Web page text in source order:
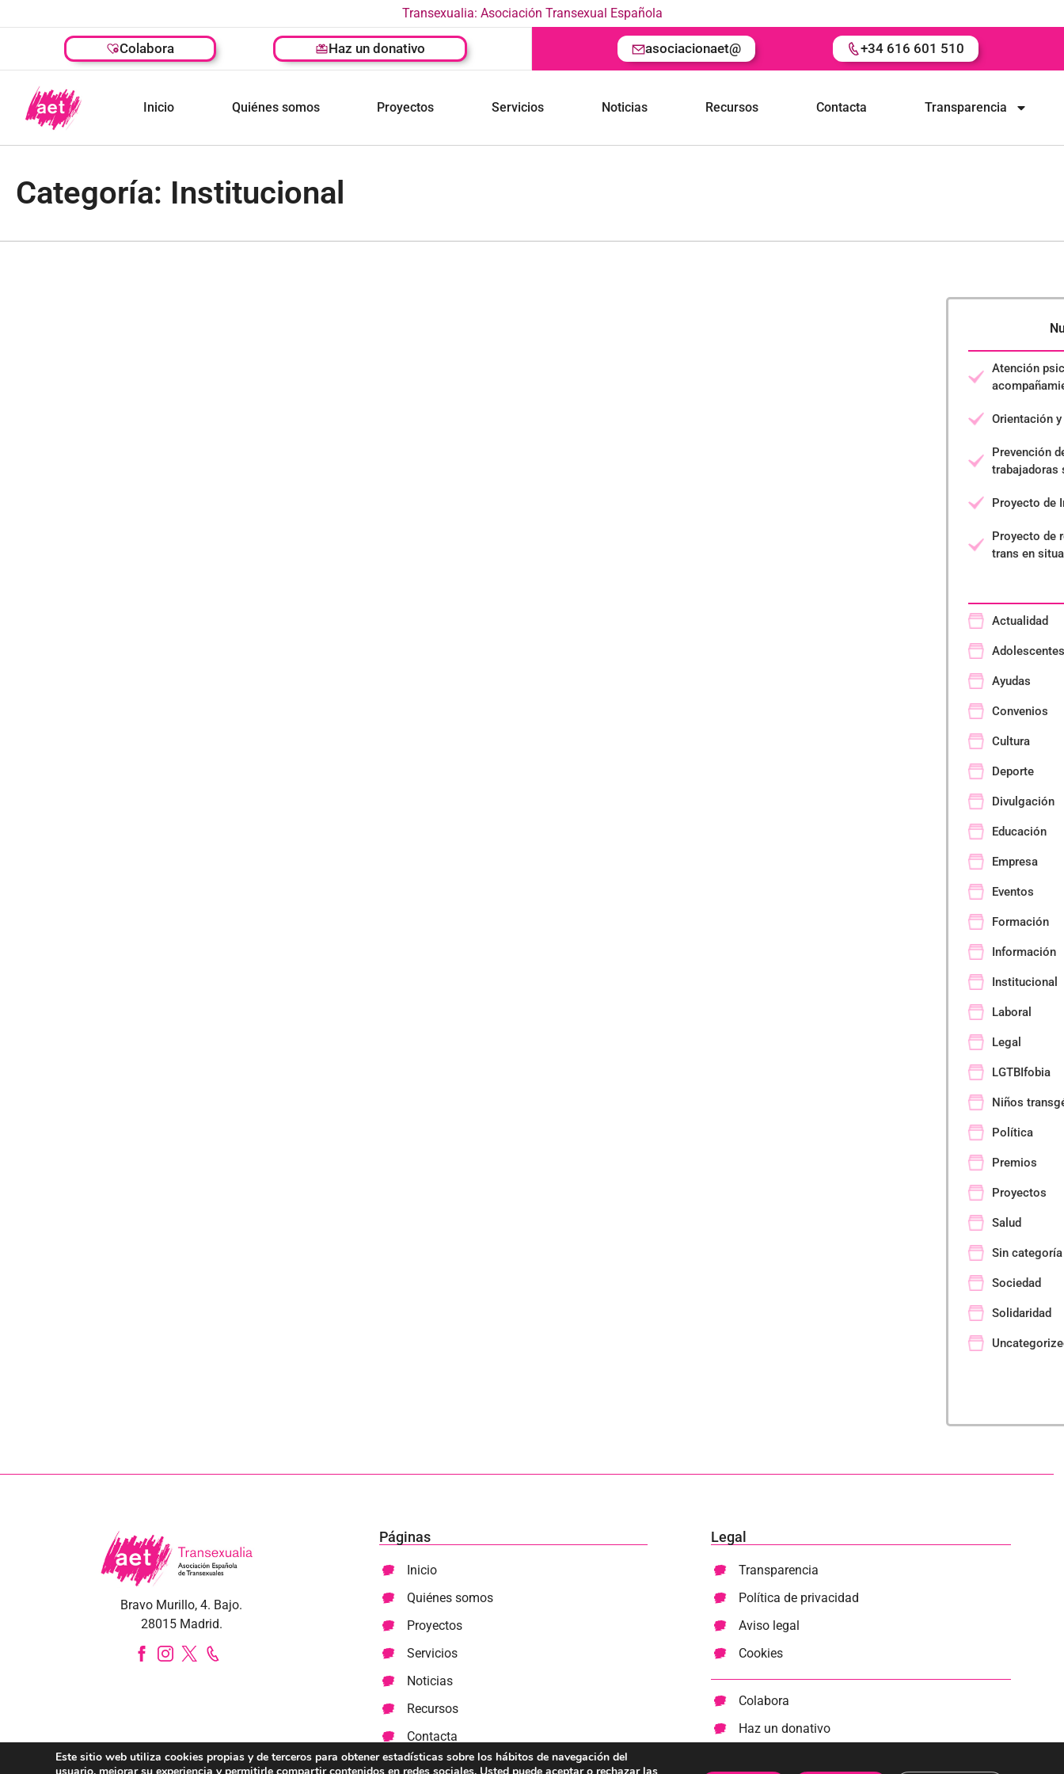
Transexualia: Asociación Transexual Española
Inicio Quiénes somos Proyectos Servicios Noticias Recursos Contacta Transparencia
Colabora Haz un donativo asociacionaet@ +34 616 601 510
Categoría: Institucional
Atención
Orientación
Prevención
trabajadoras
Proyecto de
Proyecto de
trans en
Actualidad
Adolescentes
Ayudas
Convenios
Cultura
Deporte
Divulgación
Educación
Empresa
Eventos
Formación
Información
Institucional
Laboral
Legal
LGTBIfobia
Niños
Política
Premios
Proyectos
Salud
Sin categoría
Sociedad
Solidaridad
Bravo Murillo, 4. Bajo.
28015 Madrid.
Páginas
Inicio
Quiénes somos
Proyectos
Servicios
Noticias
Recursos
Contacta
Legal
Transparencia
Política de privacidad
Aviso legal
Cookies
Colabora
Haz un donativo
Este sitio web utiliza cookies propias y de terceros para obtener estadísticas sobre los hábitos de navegación del